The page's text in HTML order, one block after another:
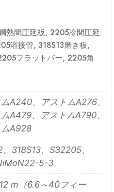
熱間圧延板, 2205冷間圧延
溶接管, 318S13磨き板,
フラットバー, 2205角
A240、アストムA276、
A479、アストムA790、
ムA928
318S13、S32205、
5-3
m（6.6～40フィー